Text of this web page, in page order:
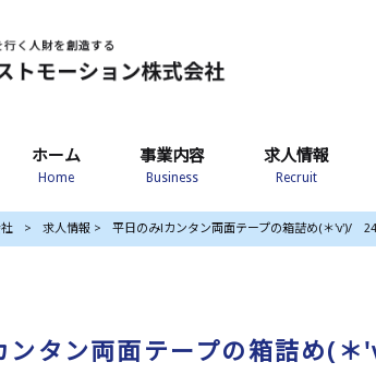
ホーム
Home
事業内容
Business
求人情報
Recruit
> 求人情報> 平日のみ!カンタン両面テープの箱詰め(＊'v')/
ンタン両面テープの箱詰め(